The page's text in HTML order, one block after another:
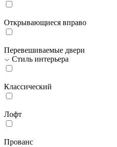
Открывающиеся вправо
Перевешиваемые двери
Стиль интерьера
Классический
Лофт
Прованс